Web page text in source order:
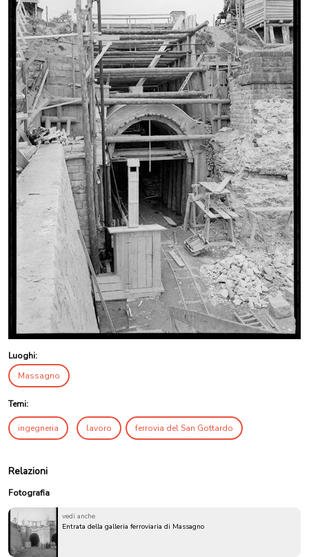
Luoghi:
Massagno
Temi:
ingegneria lavoro ferrovia del San Gottardo
Relazioni
Fotografia
vedi anche
Entrata della galleria ferroviaria di Massagno